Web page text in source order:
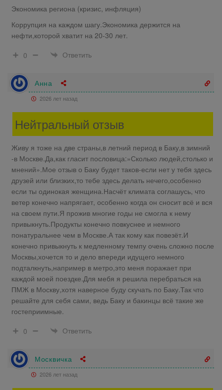
Экономика региона (кризис, инфляция)
Коррупция на каждом шагу.Экономика держится на
нефти,которой хватит на 20-30 лет.
0
Ответить
Анна
2026 лет назад
Нейтральный отзыв
Живу я тоже на две страны,в летний период в Баку,в зимний
-в Москве.Да,как гласит пословица:»Сколько людей,столько и
мнений».Мое отзыв о Баку будет таков-если нет у тебя здесь
друзей или близких,то тебе здесь делать нечего,особенно
если ты одинокая женщина.Насчёт климата соглашусь, что
ветер конечно напрягает, особенно когда он сносит всё и вся
на своем пути.Я прожив многие годы не смогла к нему
привыкнуть.Продукты конечно повкуснее и немного
понатуральнее чем в Москве.А так кому как повезёт.И
конечно привыкнуть к медленному темпу очень сложно после
Москвы,хочется то и дело впереди идущего немного
подталкнуть,например в метро,это меня поражает при
каждой моей поездке.Для мебя я решила перебраться на
ПМЖ в Москву,хотя наверное буду скучать по Баку.Так что
решайте для себя сами, ведь Баку и бакинцы всё такие же
гостеприимные.
0
Ответить
Москвичка
2026 лет назад